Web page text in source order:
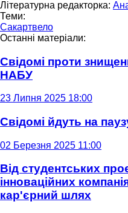
Літературна редакторка:
Теми:
Сакартвело
Останні матеріали:
Свідомі проти
НАБУ
23 Липня 2025 18:00
Свідомі йдуть на
02 Березня 2025 11:00
Від студентських
інноваційних
кар'єрний шлях